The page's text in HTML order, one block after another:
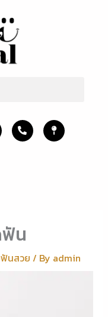
P
h
o
M
a
p
น
ฟันสวย / By admin